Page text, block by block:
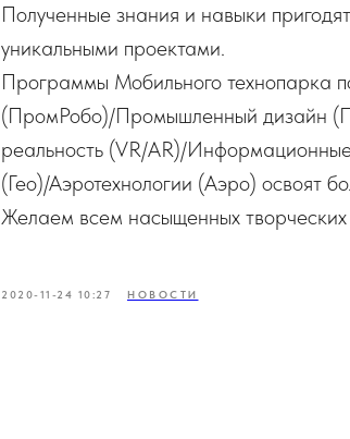
Полученные знания и навыки
уникальными проектами.
Программы Мобильного технопарка
(ПромРобо)/Промышленный дизайн
реальность (VR/АR)/
(Гео)/Аэротехнологии (Аэро) освоят
Желаем всем насыщенных
2020-11-24 10:27 НОВОСТИ